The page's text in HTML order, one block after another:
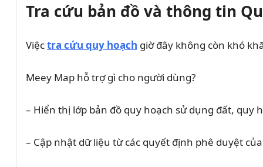
Tra cứu bản đồ và thông tin
Việctra cứu quy hoạch giờ đây không còn khó
Meey Map hỗ trợ gì cho người dùng?
– Hiển thị lớp bản đồ quy hoạch sử dụng đất, quy
– Cập nhật dữ liệu từ các quyết định phê duyệt